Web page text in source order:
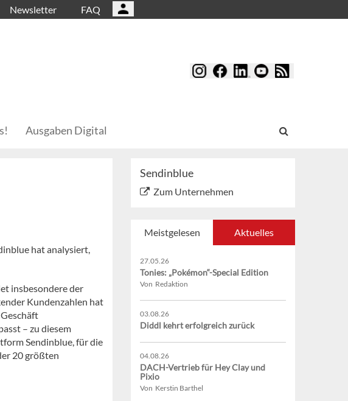
Newsletter FAQ
Ausgaben Digital
hat analysiert,
insbesondere der
Kundenzahlen hat
– zu diesem
Sendinblue, für die
20 größten
Sendinblue
Zum Unternehmen
Meistgelesen Aktuelles
27.05.26
Tonies: „Pokémon“-Special Edition
Von Redaktion
03.08.26
Diddl kehrt erfolgreich zurück
04.08.26
DACH-Vertrieb für Hey Clay und
Pixio
Von Kerstin Barthel